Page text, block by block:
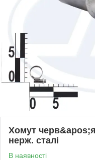
Хомут
нерж. сталі
В наявності